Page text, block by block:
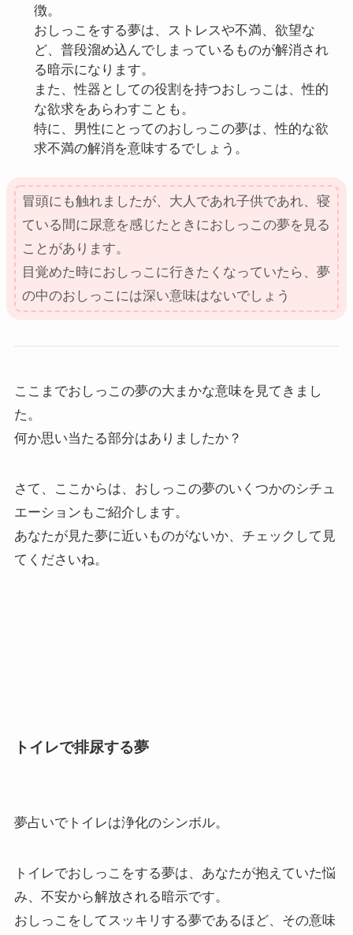
徴。
おしっこをする夢は、ストレスや不満、欲望な
ど、普段溜め込んでしまっているものが解消され
る暗示になります。
また、性器としての役割を持つおしっこは、性的
な欲求をあらわすことも。
特に、男性にとってのおしっこの夢は、性的な欲
求不満の解消を意味するでしょう。
冒頭にも触れましたが、大人であれ子供であれ、寝
ている間に尿意を感じたときにおしっこの夢を見る
ことがあります。
目覚めた時におしっこに行きたくなっていたら、夢
の中のおしっこには深い意味はないでしょう
ここまでおしっこの夢の大まかな意味を見てきまし
た。
何か思い当たる部分はありましたか？
さて、ここからは、おしっこの夢のいくつかのシチュ
エーションもご紹介します。
あなたが見た夢に近いものがないか、チェックして見
てくださいね。
トイレで排尿する夢
夢占いでトイレは浄化のシンボル。
トイレでおしっこをする夢は、あなたが抱えていた悩
み、不安から解放される暗示です。
おしっこをしてスッキリする夢であるほど、その意味